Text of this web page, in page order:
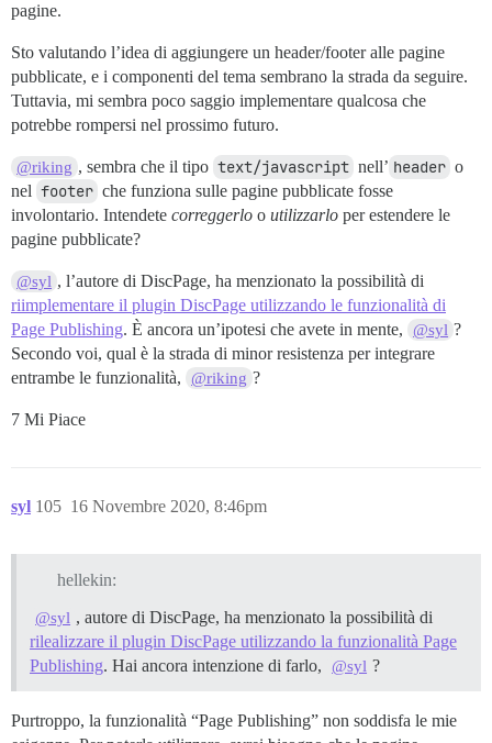
pagine.
Sto valutando l’idea di aggiungere un header/footer alle pagine
pubblicate, e i componenti del tema sembrano la strada da seguire.
Tuttavia, mi sembra poco saggio implementare qualcosa che
potrebbe rompersi nel prossimo futuro.
@riking , sembra che il tipo text/javascript nell’ header o
nel footer che funziona sulle pagine pubblicate fosse
involontario. Intendete correggerlo o utilizzarlo per estendere le
pagine pubblicate?
@syl , l’autore di DiscPage, ha menzionato la possibilità di
riimplementare il plugin DiscPage utilizzando le funzionalità di
Page Publishing. È ancora un’ipotesi che avete in mente, @syl ?
Secondo voi, qual è la strada di minor resistenza per integrare
entrambe le funzionalità,
@riking ?
7 Mi Piace
syl 16 Novembre 2020, 8:46pm
105
hellekin:
@syl , autore di DiscPage, ha menzionato la possibilità di
rilealizzare il plugin DiscPage utilizzando la funzionalità Page
Publishing. Hai ancora intenzione di farlo, @syl ?
Purtroppo, la funzionalità “Page Publishing” non soddisfa le mie